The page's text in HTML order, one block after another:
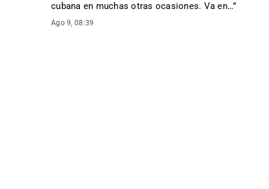
cubana en muchas otras ocasiones. Va en…”
Ago 9, 08:39